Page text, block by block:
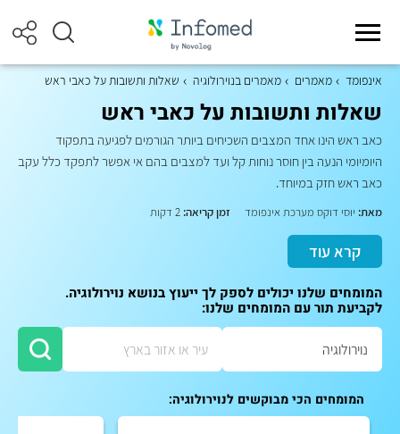
אינפומד מאמרים מאמרים בנוירולוגיה שאלות ותשובות על כאבי ראש
שאלות ותשובות על כאבי ראש
כאב ראש הינו אחד המצבים השכיחים ביותר הגורמים לפגיעה בתפקוד
היומיומי הנעה בין חוסר נוחות קל ועד למצבים בהם אי אפשר לתפקד כלל עקב
כאב ראש חזק במיוחד.
מאת: יוסי דוקס מערכת אינפומד זמן קריאה:
קרא עוד
המומחים שלנו יכולים לספק לך ייעוץ בנושא נוירולוגיה.
לקביעת תור עם המומחים שלנו:
המומחים הכי מבוקשים לנוירולוגיה: